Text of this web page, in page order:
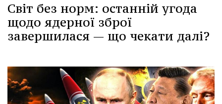
Світ без норм: останній угода
щодо ядерної зброї
завершилася — що чекати далі?